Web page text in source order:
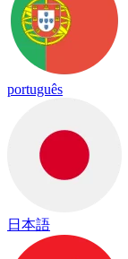
português
日本語